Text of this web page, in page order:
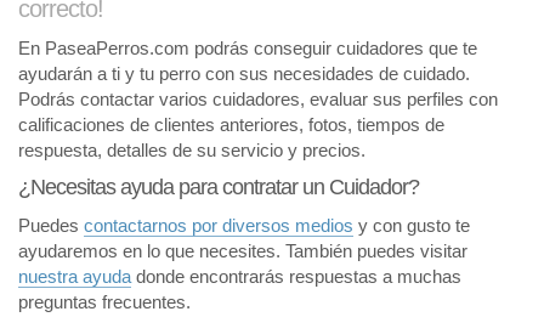
correcto!
En PaseaPerros.com podrás conseguir cuidadores que te
ayudarán a ti y tu perro con sus necesidades de cuidado.
Podrás contactar varios cuidadores, evaluar sus perfiles con
calificaciones de clientes anteriores, fotos, tiempos de
respuesta, detalles de su servicio y precios.
¿Necesitas ayuda para contratar un Cuidador?
Puedes contactarnos por diversos medios y con gusto te
ayudaremos en lo que necesites. También puedes visitar
nuestra ayuda donde encontrarás respuestas a muchas
preguntas frecuentes.